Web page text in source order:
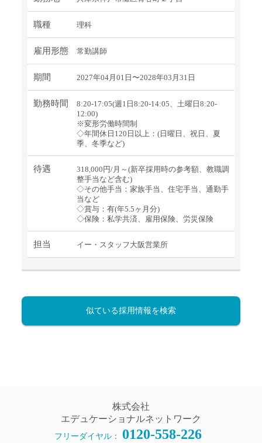
職種 理科
雇用形態 常勤講師
期間 2027年04月01日〜2028年03月31日
勤務時間
8:20-17:05(週1日8:20-14:05、土曜日8:20-
12:00)
※変形労働時間制
◇年間休日120日以上：(日曜日、祝日、夏
季、冬季など)
待遇
318,000円/月～(新卒採用時の参考額、教職調
整手当など含む)
◇その他手当：家族手当、住宅手当、通勤手
当など
◇賞与：有(年5.5ヶ月分)
◇保険：私学共済、雇用保険、労災保険
担当 イー・スタッフ大阪営業所
似ている採用情報を検索
株式会社
エデュケーショナルネットワーク
フリーダイヤル： 0120-558-226